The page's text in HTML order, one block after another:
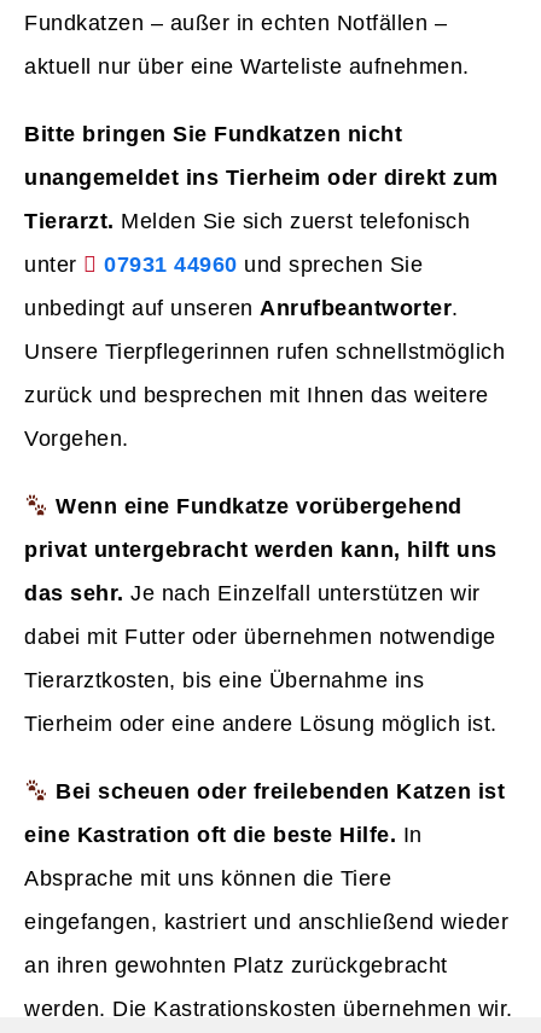
Fundkatzen – außer in echten Notfällen –
aktuell nur über eine Warteliste aufnehmen.
Bitte bringen Sie Fundkatzen nicht
unangemeldet ins Tierheim oder direkt zum
Tierarzt. Melden Sie sich zuerst telefonisch
unter
07931 44960 und sprechen Sie
unbedingt auf unseren Anrufbeantworter.
Unsere Tierpflegerinnen rufen schnellstmöglich
zurück und besprechen mit Ihnen das weitere
Vorgehen.
Wenn eine Fundkatze vorübergehend
privat untergebracht werden kann, hilft uns
das sehr. Je nach Einzelfall unterstützen wir
dabei mit Futter oder übernehmen notwendige
Tierarztkosten, bis eine Übernahme ins
Tierheim oder eine andere Lösung möglich ist.
Bei scheuen oder freilebenden Katzen ist
eine Kastration oft die beste Hilfe. In
Absprache mit uns können die Tiere
eingefangen, kastriert und anschließend wieder
an ihren gewohnten Platz zurückgebracht
werden. Die Kastrationskosten übernehmen wir.